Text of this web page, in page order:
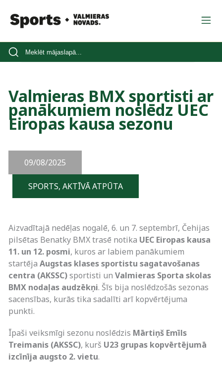
Valmieras BMX sportisti ar
panākumiem noslēdz UEC
Eiropas kausa sezonu
09/08/2025
SPORTS, AKTĪVĀ ATPŪTA
Aizvadītajā nedēļas nogalē, 6. un 7. septembrī, Čehijas
pilsētas Benatky BMX trasē notika UEC Eiropas kausa
11. un 12. posmi, kuros ar labiem panākumiem
startēja Augstas klases sportistu sagatavošanas
centra (AKSSC)sportisti un Valmieras Sporta skolas
BMX nodaļas audzēkņi. Šīs bija noslēdzošās sezonas
sacensības, kurās tika sadalīti arī kopvērtējuma
punkti.
Īpaši veiksmīgi sezonu noslēdzis Mārtiņš Emīls
Treimanis (AKSSC), kurš U23 grupas kopvērtējumā
izcīnīja augsto 2. vietu.